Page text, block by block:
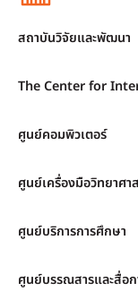
สถาบันวิจัยและพัฒนา
The Center for
ศูนย์คอมพิวเตอร์
ศูนย์เครื่องมือวิทยาศา
ศูนย์บริการการศึกษา
ศูนย์บรรณสารและสื่อ